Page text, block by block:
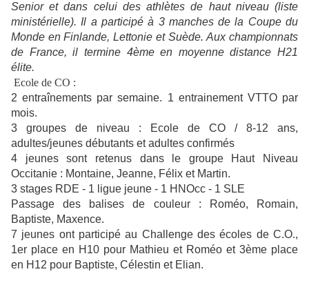
Senior et dans celui des athlètes de haut niveau (liste
ministérielle). Il a participé à 3 manches de la Coupe du
Monde en Finlande, Lettonie et Suède. Aux championnats
de France, il termine 4ème en moyenne distance H21
élite.
Ecole de CO :
2 entraînements par semaine. 1 entrainement VTTO par
mois.
3 groupes de niveau : Ecole de CO / 8-12 ans,
adultes/jeunes débutants et adultes confirmés
4 jeunes sont retenus dans le groupe Haut Niveau
Occitanie : Montaine, Jeanne, Félix et Martin.
3 stages RDE - 1 ligue jeune - 1 HNOcc - 1 SLE
Passage des balises de couleur : Roméo, Romain,
Baptiste, Maxence.
7 jeunes ont participé au Challenge des écoles de C.O.,
1er place en H10 pour Mathieu et Roméo et 3ème place
en H12 pour Baptiste, Célestin et Elian.